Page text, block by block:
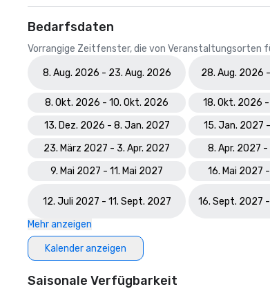
Bedarfsdaten
Vorrangige Zeitfenster, die von Veranstaltungsorten
8. Aug. 2026 - 23. Aug. 2026 28. Aug. 2026
8. Okt. 2026 - 10. Okt. 2026
18. Okt. 2026
13. Dez. 2026 - 8. Jan. 2027
15. Jan. 2027
23. März 2027 - 3. Apr. 2027
8. Apr. 2027 -
9. Mai 2027 - 11. Mai 2027
16. Mai 2027
12. Juli 2027 - 11. Sept. 2027 16. Sept. 2027
Mehr anzeigen
Kalender anzeigen
Saisonale Verfügbarkeit